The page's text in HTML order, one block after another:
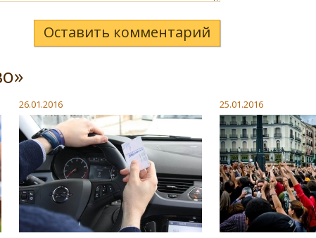
Оставить комментарий
26.01.2016 25.01.2016